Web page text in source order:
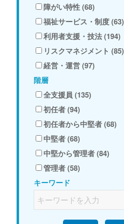
障がい特性 (68)
福祉サービス・制度 (63)
利用者支援・技法 (194)
リスクマネジメント (85)
経営・運営 (97)
階層
全支援員 (135)
初任者 (94)
初任者から中堅者 (68)
中堅者 (68)
中堅から管理者 (84)
管理者 (58)
キーワード